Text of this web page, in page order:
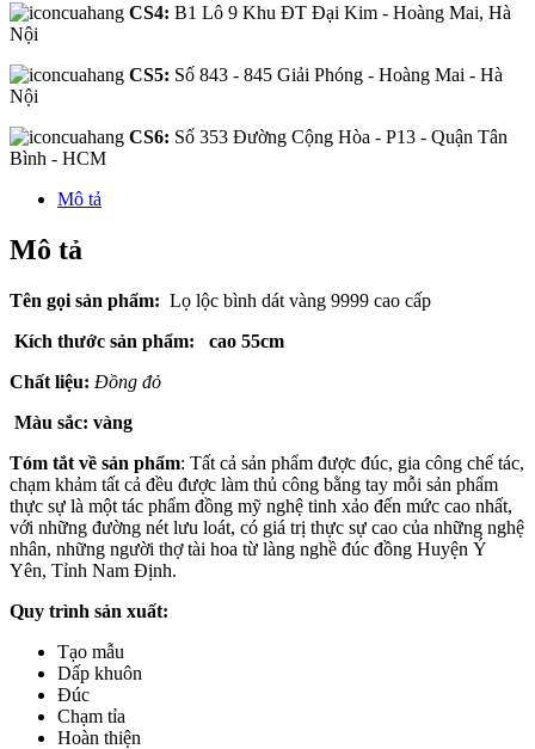
CS4: B1 Lô 9 Khu ĐT Đại Kim - Hoàng Mai, Hà
Nội
CS5: Số 843 - 845 Giải Phóng - Hoàng Mai - Hà
Nội
CS6: Số 353 Đường Cộng Hòa - P13 - Quận Tân
Bình - HCM
Mô tả
Mô tả
Tên gọi sản phẩm: Lọ lộc bình dát vàng 9999 cao cấp
Kích thước sản phẩm: cao 55cm
Chất liệu: Đồng đỏ
Màu sắc: vàng
Tóm tắt về sản phẩm: Tất cả sản phẩm được đúc, gia công chế tác,
chạm khảm tất cả đều được làm thủ công bằng tay mỗi sản phẩm
thực sự là một tác phẩm đồng mỹ nghệ tinh xảo đến mức cao nhất,
với những đường nét lưu loát, có giá trị thực sự cao của những nghệ
nhân, những người thợ tài hoa từ làng nghề đúc đồng Huyện Ý
Yên, Tỉnh Nam Định.
Quy trình sản xuất:
Tạo mẫu
Dấp khuôn
Đúc
Chạm tỉa
Hoàn thiện